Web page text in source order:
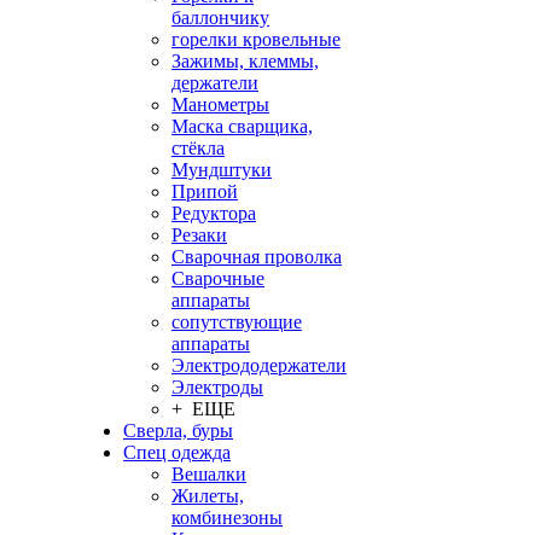
баллончику
горелки кровельные
Зажимы, клеммы,
держатели
Манометры
Маска сварщика,
стёкла
Мундштуки
Припой
Редуктора
Резаки
Сварочная проволка
Сварочные
аппараты
сопутствующие
аппараты
Электрододержатели
Электроды
+ ЕЩЕ
Сверла, буры
Спец одежда
Вешалки
Жилеты,
комбинезоны